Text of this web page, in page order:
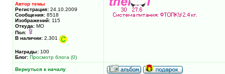
Автор темы
Регистрация: 24.10.2009
Сообщения: 8518
Изображений: 115
Откуда: МО
Пол:
В наличии: 2,301
Награды: 100
Блог: Просмотр блога (0)
Вернуться к началу